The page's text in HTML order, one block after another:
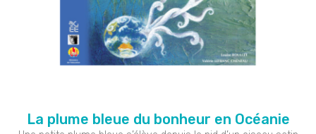
La plume bleue du bonheur en Océanie